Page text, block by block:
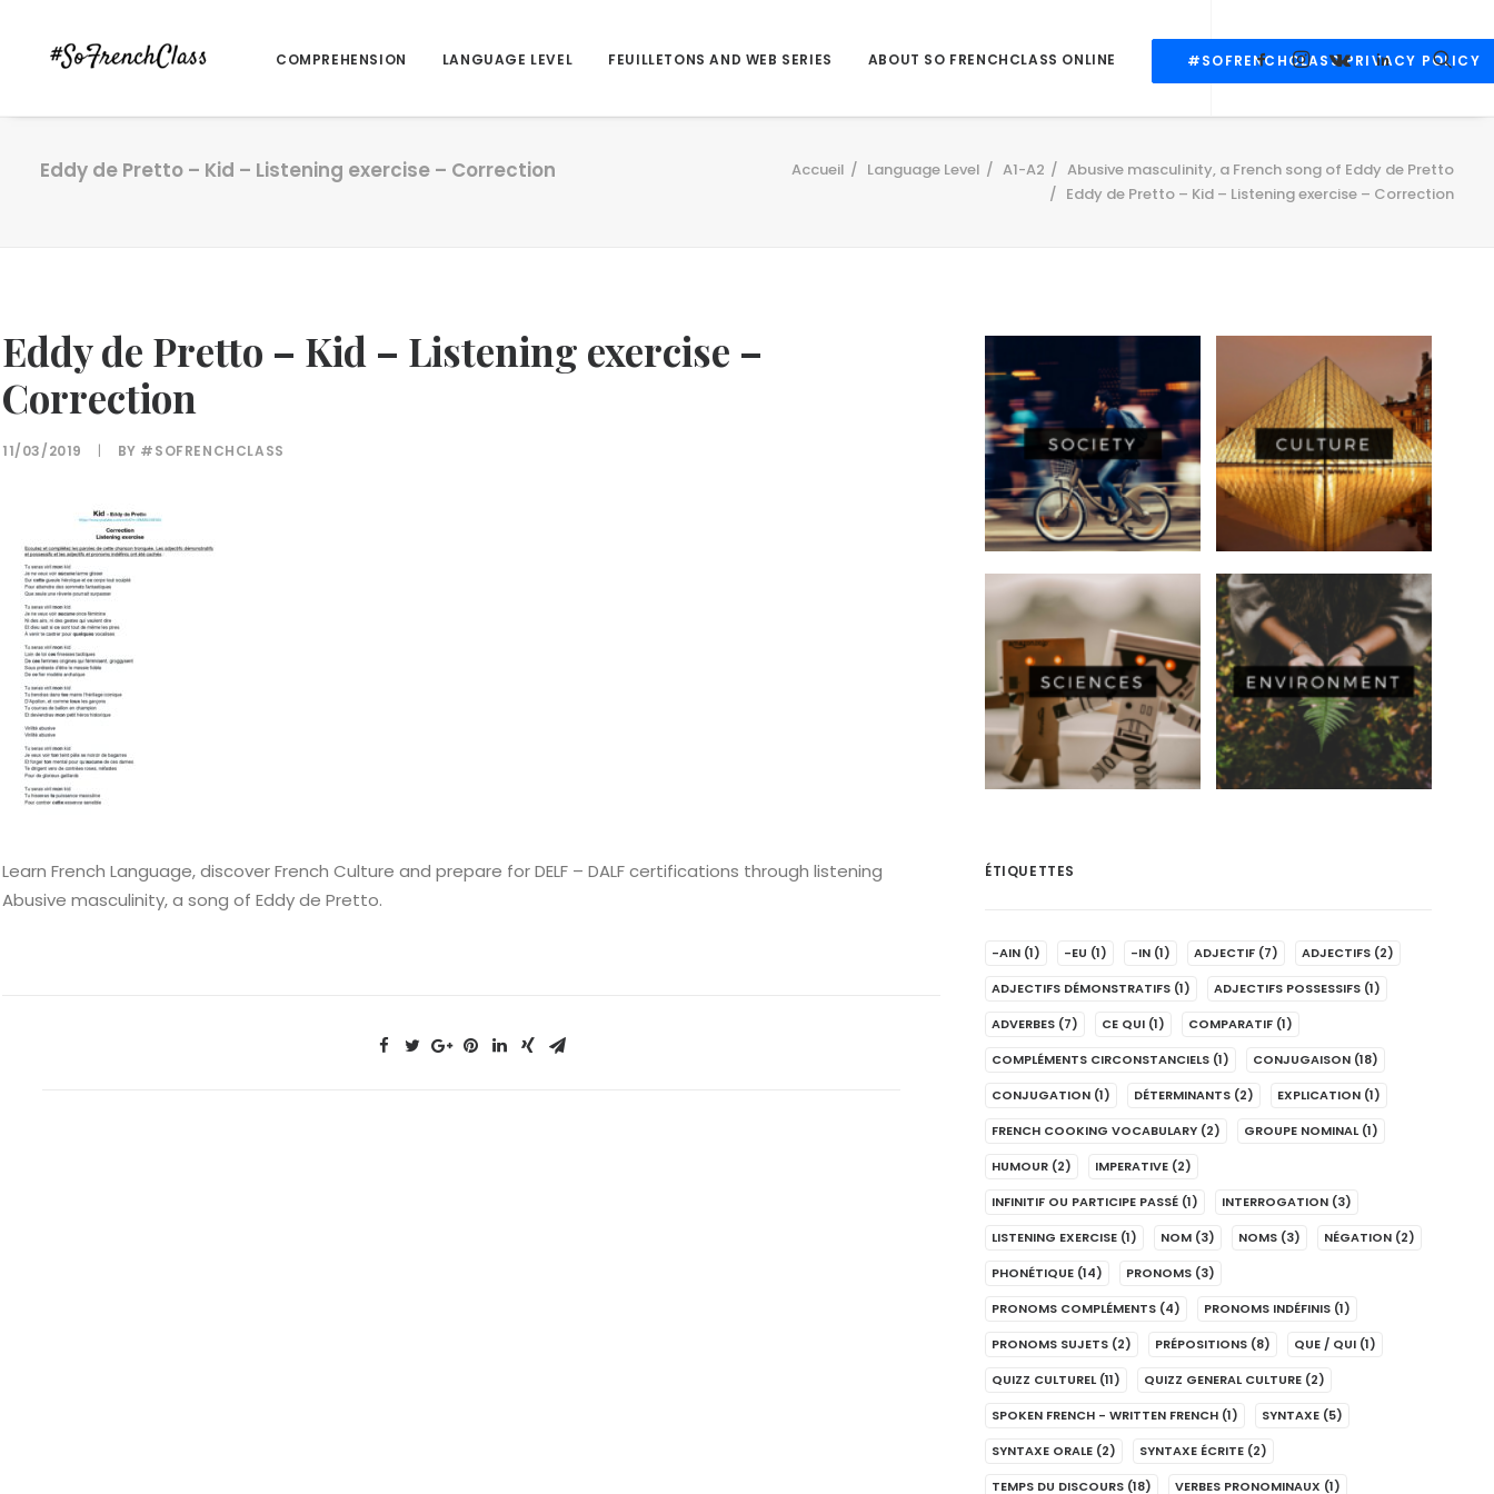
COMPREHENSION LANGUAGE LEVEL FEUILLETONS AND WEB SERIES ABOUT SO FRENCHCLASS ONLINE #SOFRENCHCLASS PRIVACY POLICY
Eddy de Pretto – Kid – Listening exercise – Correction Accueil Language Level A1-A2
Abusive masculinity, a French song of Eddy de Pretto
Eddy de Pretto – Kid – Listening exercise – Correction
Eddy de Pretto – Kid – Listening exercise –
Correction
11/03/2019 | BY #SOFRENCHCLASS
Learn French Language, discover French Culture and prepare for DELF – DALF certifications through listening
Abusive masculinity, a song of Eddy de Pretto.
ÉTIQUETTES
-AIN (1) -EU (1) -IN (1) ADJECTIF (7) ADJECTIFS (2)
ADJECTIFS DÉMONSTRATIFS (1) ADJECTIFS POSSESSIFS (1)
ADVERBES (7) CE QUI (1) COMPARATIF (1)
COMPLÉMENTS CIRCONSTANCIELS (1) CONJUGAISON (18)
CONJUGATION (1) DÉTERMINANTS (2) EXPLICATION (1)
FRENCH COOKING VOCABULARY (2) GROUPE NOMINAL (1)
HUMOUR (2) IMPERATIVE (2)
INFINITIF OU PARTICIPE PASSÉ (1) INTERROGATION (3)
LISTENING EXERCISE (1) NOM (3) NOMS (3) NÉGATION (2)
PHONÉTIQUE (14) PRONOMS (3)
PRONOMS COMPLÉMENTS (4) PRONOMS INDÉFINIS (1)
PRONOMS SUJETS (2) PRÉPOSITIONS (8) QUE / QUI (1)
QUIZZ CULTUREL (11) QUIZZ GENERAL CULTURE (2)
SPOKEN FRENCH - WRITTEN FRENCH (1) SYNTAXE (5)
SYNTAXE ORALE (2) SYNTAXE ÉCRITE (2)
TEMPS DU DISCOURS (18) VERBES PRONOMINAUX (1)